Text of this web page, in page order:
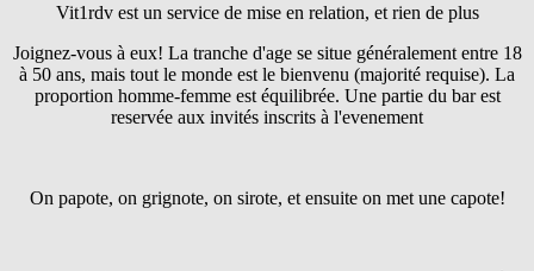
Vit1rdv est un service de mise en relation, et rien de plus
Joignez-vous à eux! La tranche d'age se situe généralement entre 18
à 50 ans, mais tout le monde est le bienvenu (majorité requise). La
proportion homme-femme est équilibrée. Une partie du bar est
reservée aux invités inscrits à l'evenement
On papote, on grignote, on sirote, et ensuite on met une capote!